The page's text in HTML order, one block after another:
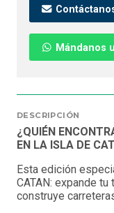
Mándanos
DESCRIPCIÓN
¿QUIÉN
EN LA ISLA DE
Esta edición
CATAN: expande
construye